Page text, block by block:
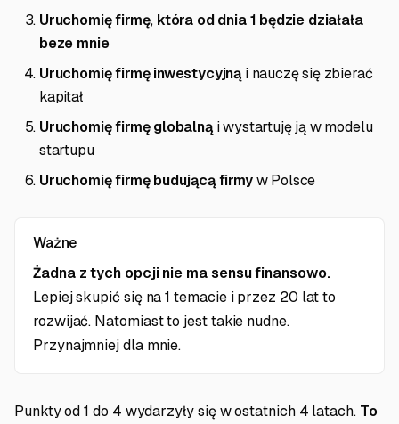
Uruchomię firmę, która od dnia 1 będzie działała
beze mnie
Uruchomię firmę inwestycyjną i nauczę się zbierać
kapitał
Uruchomię firmę globalnąi wystartuję ją w modelu
startupu
Uruchomię firmę budującą firmyw Polsce
Ważne
Żadna z tych opcji nie ma sensu finansowo.
Lepiej skupić się na 1 temacie i przez 20 lat to
rozwijać. Natomiast to jest takie nudne.
Przynajmniej dla mnie.
Punkty od 1 do 4 wydarzyły się w ostatnich 4 latach. To